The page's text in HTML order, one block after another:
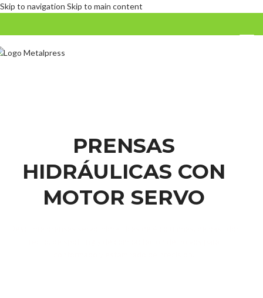
Skip to navigation Skip to main content
PRENSAS
HIDRÁULICAS CON
MOTOR SERVO